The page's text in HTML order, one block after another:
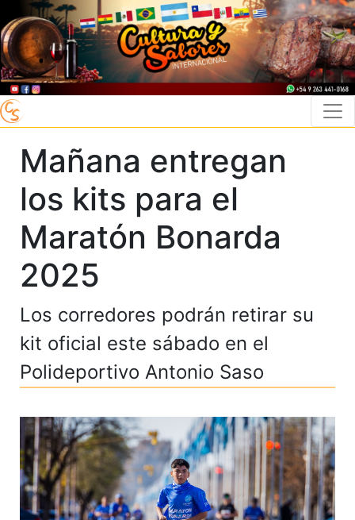
Mañana entregan
los kits para el
Maratón Bonarda
2025
Los corredores podrán retirar su
kit oficial este sábado en el
Polideportivo Antonio Saso